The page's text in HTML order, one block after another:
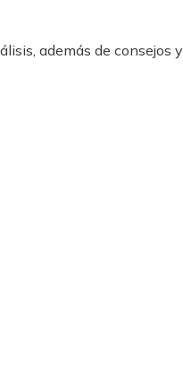
además de consejos y